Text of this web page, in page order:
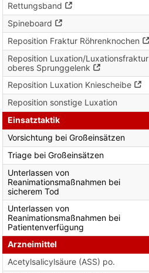
Rettungsband
Spineboard
Reposition Fraktur Röhrenknochen
Reposition Luxation/Luxationsfraktur
oberes Sprunggelenk
Reposition Luxation Kniescheibe
Reposition sonstige Luxation
Einsatztaktik
Vorsichtung bei Großeinsätzen
Triage bei Großeinsätzen
Unterlassen von
Reanimationsmaßnahmen bei
sicherem Tod
Unterlassen von
Reanimationsmaßnahmen bei
Patientenverfügung
Arzneimittel
Acetylsalicylsäure (ASS) po.